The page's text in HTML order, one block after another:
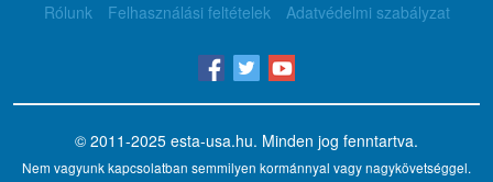
Rólunk Felhasználási feltételek Adatvédelmi szabályzat
© 2011-2025 esta-usa.hu. Minden jog fenntartva.
Nem vagyunk kapcsolatban semmilyen kormánnyal vagy nagykövetséggel.